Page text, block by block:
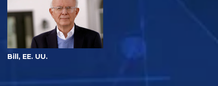
Bill, EE. UU.